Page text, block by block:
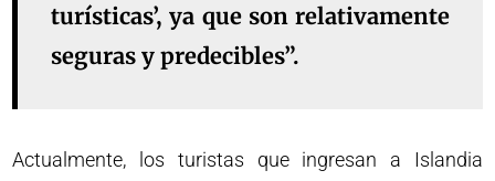
turísticas’, ya que son relativamente
seguras y predecibles”.
Actualmente, los turistas que ingresan a Islandia